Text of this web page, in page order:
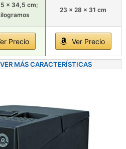
x 34,5 cm;
23 x 28 x 31 cm
Precio Ver Precio
MÁS CARACTERÍSTICAS